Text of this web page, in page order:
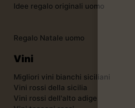
Idee regalo originali uomo
Regalo Natale uomo
Vini
Migliori vini bianchi siciliani
Vini rossi della sicilia
Vini rossi dell'alto adige